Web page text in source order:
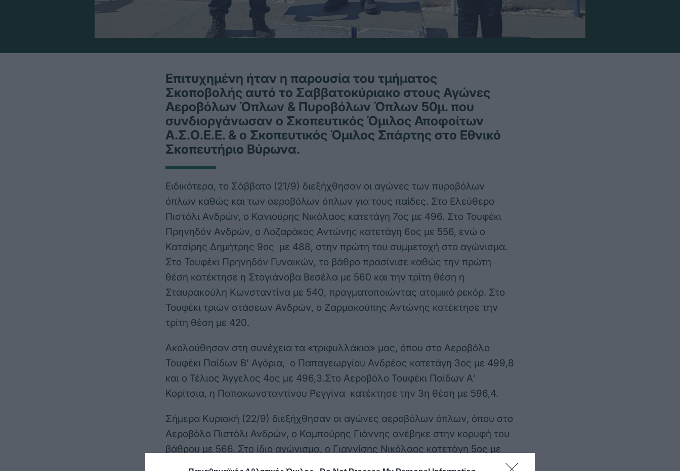
Επιτυχημένη ήταν η παρουσία του τμήματος
Σκοποβολής αυτό το Σαββατοκύριακο στους Αγώνες
Αεροβόλων Όπλων & Πυροβόλων Όπλων 50μ. που
συνδιοργάνωσαν ο Σκοπευτικός Όμιλος Αποφοίτων
Α.Σ.Ο.Ε.Ε. & ο Σκοπευτικός Όμιλος Σπάρτης στο Εθνικό
Σκοπευτήριο Βύρωνα.
Ειδικότερα, το Σάββατο (21/9) διεξήχθησαν οι αγώνες των πυροβόλων
όπλων καθώς και των αεροβόλων όπλων για τους παίδες. Στο Ελεύθερο
Πιστόλι Ανδρών, ο Κανιούρης Νικόλαος κατετάγη 7ος με 496. Στο Τουφέκι
Πρηνηδόν Ανδρών, ο Λαζαράκος Αντώνης κατετάγη 6ος με 556, ενώ ο
Κατσίρης Δημήτρης 9ος με 488, στην πρώτη του συμμετοχή στο αγώνισμα.
Στο Τουφέκι Πρηνηδόν Γυναικών, το βάθρο πρασίνισε καθώς την πρώτη
θέση κατέκτησε η Στογιάνοβα Βεσέλα με 560 και την τρίτη θέση η
Σταυρακούλη Κωνσταντίνα με 540, πραγματοποιώντας ατομικό ρεκόρ. Στο
Τουφέκι τριών στάσεων Ανδρών, ο Ζαρμακούπης Αντώνης κατέκτησε την
τρίτη θέση με 420.
Ακολούθησαν στη συνέχεια τα «τριφυλλάκια» μας, όπου στο Αεροβόλο
Τουφέκι Παίδων Β’ Αγόρια, ο Παπαγεωργίου Ανδρέας κατετάγη 3ος με 499,8
και ο Τέλιος Άγγελος 4ος με 496,3.Στο Αεροβόλο Τουφέκι Παίδων Α’
Κορίτσια, η Παπακωνσταντίνου Ρεγγίνα κατέκτησε την 3η θέση με 596,4.
Σήμερα Κυριακή (22/9) διεξήχθησαν οι αγώνες αεροβόλων όπλων, όπου στο
Αεροβόλο Πιστόλι Ανδρών, ο Καμπούρης Γιάννης ανέβηκε στην κορυφή του
βάθρου με 566. Στο ίδιο αγώνισμα, ο Γιαννίσης Νικόλαος κατετάγη 5ος με